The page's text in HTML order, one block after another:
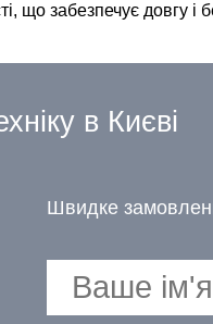
що забезпечує довгу
в Києві
Швидке